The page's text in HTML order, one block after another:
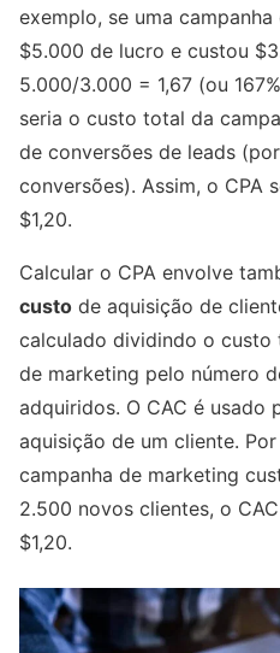
exemplo, se uma
$5.000 de lucro e custou
5.000/3.000 = 1,67 (ou
seria o custo total da
de conversões de leads
conversões). Assim, o CPA
$1,20.
Calcular o CPA envolve
custo de aquisição de
calculado dividindo o custo
de marketing pelo número
adquiridos. O CAC é usado
aquisição de um cliente.
campanha de marketing
2.500 novos clientes, o
$1,20.